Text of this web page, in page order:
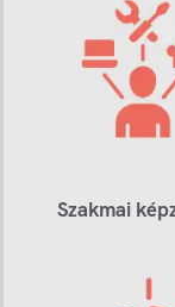
Szakmai